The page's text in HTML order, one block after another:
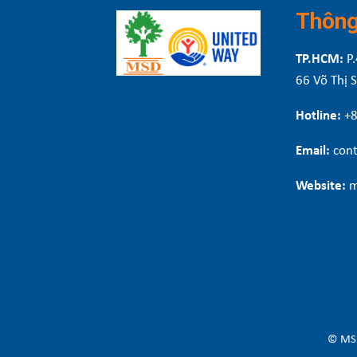
TP.HCM:
66 Võ Thị
Hotline:
Email:
Website:
©